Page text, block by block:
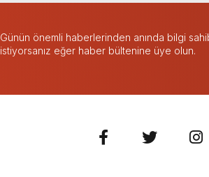
Günün önemli haberlerinden anında bilgi
istiyorsanız eğer haber bültenine üye olun.